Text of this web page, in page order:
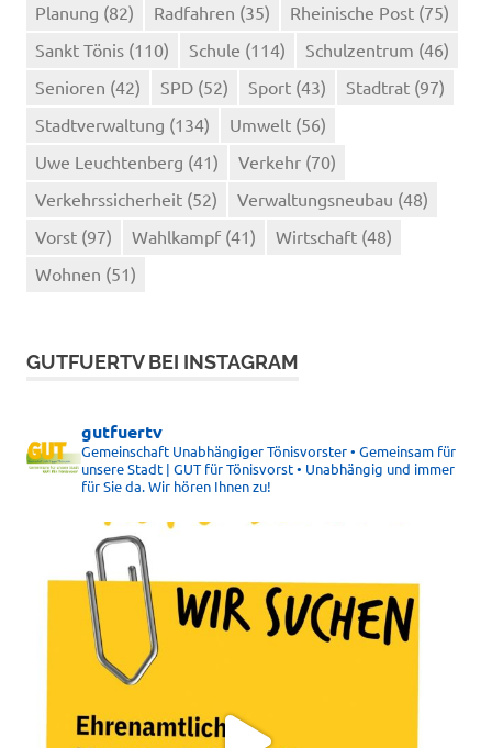
Planung (82) Radfahren (35) Rheinische Post (75)
Sankt Tönis (110) Schule (114) Schulzentrum (46)
Senioren (42) SPD (52) Sport (43) Stadtrat (97)
Stadtverwaltung (134) Umwelt (56)
Uwe Leuchtenberg (41) Verkehr (70)
Verkehrssicherheit (52) Verwaltungsneubau (48)
Vorst (97) Wahlkampf (41) Wirtschaft (48)
Wohnen (51)
GUTFUERTV BEI INSTAGRAM
gutfuertv
Gemeinschaft Unabhängiger Tönisvorster • Gemeinsam für
unsere Stadt | GUT für Tönisvorst • Unabhängig und immer
für Sie da. Wir hören Ihnen zu!